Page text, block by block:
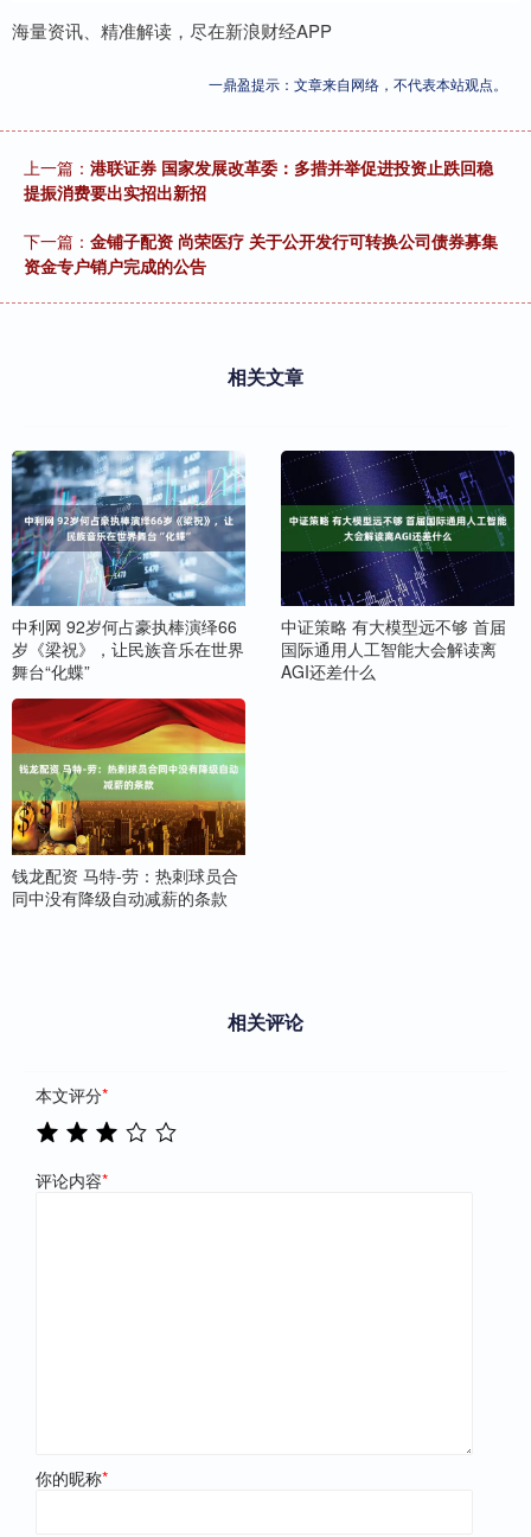
海量资讯、精准解读，尽在新浪财经APP
一鼎盈提示：文章来自网络，不代表本站观点。
上一篇： 港联证券 国家发展改革委：多措并举促进投资止跌回稳
提振消费要出实招出新招
下一篇： 金铺子配资 尚荣医疗 关于公开发行可转换公司债券募集
资金专户销户完成的公告
相关文章
中利网 92岁何占豪执棒演绎66
岁《梁祝》，让民族音乐在世界
舞台“化蝶”
中证策略 有大模型远不够 首届
国际通用人工智能大会解读离
AGI还差什么
钱龙配资 马特-劳：热刺球员合
同中没有降级自动减薪的条款
相关评论
本文评分*
评论内容*
你的昵称*